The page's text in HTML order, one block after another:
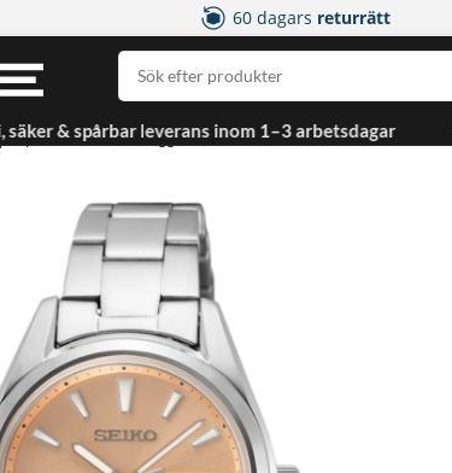
60 dagars returrätt
säker & spårbar leverans inom 1–3 arbetsdagar
Stål 30 mm